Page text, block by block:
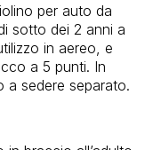
per auto da
sotto dei 2 anni a
in aereo, e
a 5 punti. In
sedere separato.